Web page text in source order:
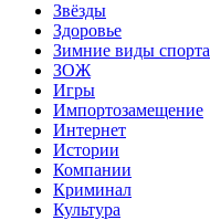
Звёзды
Здоровье
Зимние виды спорта
ЗОЖ
Игры
Импортозамещение
Интернет
Истории
Компании
Криминал
Культура